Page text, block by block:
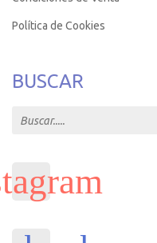
Política de Cookies
BUSCAR
Search for: